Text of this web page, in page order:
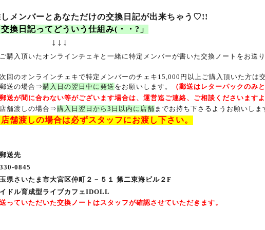
メンバーとあなただけの交換日記が出来ちゃう♡!!
換日記ってどういう仕組み( ・・ ? 」
↓↓↓
ご購入頂いたオンラインチェキと一緒に特定メンバーが書いた交換ノートをお送り
次回のオンラインチェキで特定メンバーのチェキ 15,000 円以上ご購入頂いた方は
送の場合⇒購入日の翌日中に発送 をお願いします。
（郵送はレターパックのみ
送が間に合わない等がございます場合は、運営迄ご連絡、ご相談くださいます
舗渡しの場合⇒購入日翌日から3日以内に店舗 までお持ち下さるよう お願いしま
店舗渡しの場合は必ずスタッフにお渡し下さい。
送先
330-0845
県さいたま市大宮区仲町２－５１ 第二東海ビル２ F
ドル育成型ライブカフェIDOLL
っていただいた交換ノートはスタッフが確認させていただきます。